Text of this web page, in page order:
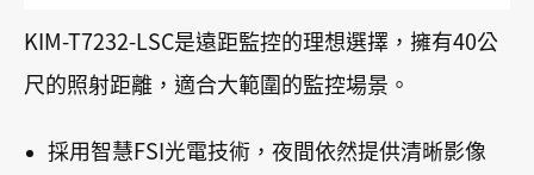
KIM-T7232-LSC是遠距監控的理想選擇，擁有40公
尺的照射距離，適合大範圍的監控場景。
採用智慧FSI光電技術，夜間依然提供清晰影像